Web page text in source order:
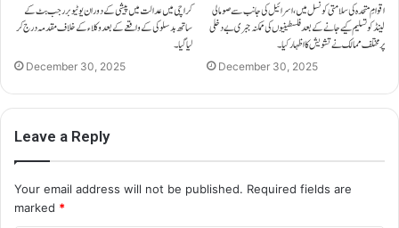
کراچی میں عدالت میں پیشی کے دوران یوٹیوبر رجب بٹ کے
ساتھ بدسلوکی کے واقعے کے بعد وکلاء کے خلاف مقدمہ درج کر
لیا گیا۔
December 30, 2025
اقوامِ متحدہ کی سلامتی کونسل میں، اسرائیل کی جانب سے صومالی
لینڈ کو تسلیم کیے جانے کے بعد فلسطینیوں کی ممکنہ جبری بے دخلی
پر مختلف ممالک نے تشویش کا اظہار کیا۔
December 30, 2025
Leave a Reply
Your email address will not be published. Required fields are
marked *